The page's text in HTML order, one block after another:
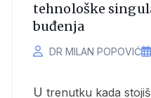
tehnološke
buđenja
DR MILAN POPOVIĆ
U trenutku kada stojiš na raskršću epoha,